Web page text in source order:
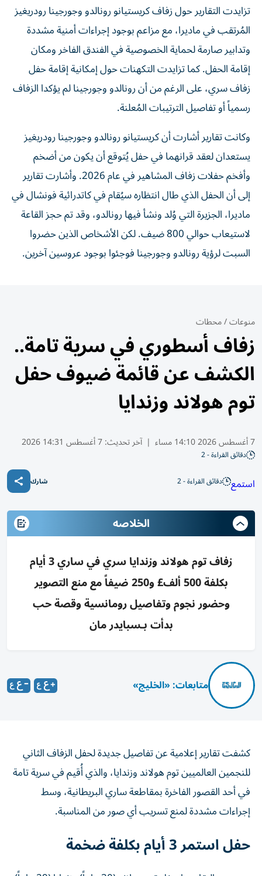
تزايدت التقارير حول زفاف كريستيانو رونالدو وجورجينا رودريغيز
المُرتقب في ماديرا، مع مزاعم بوجود إجراءات أمنية مشددة
وتدابير صارمة لحماية الخصوصية في الفندق الفاخر ومكان
إقامة الحفل. كما تزايدت التكهنات حول إمكانية إقامة حفل
زفاف سري، على الرغم من أن رونالدو وجورجينا لم يؤكدا الزفاف
رسمياً أو تفاصيل الترتيبات المُعلنة.
وكانت تقارير أشارت أن كريستيانو رونالدو وجورجينا رودريغيز
يستعدان لعقد قرانهما في حفل يُتوقع أن يكون من أضخم
وأفخم حفلات زفاف المشاهير في عام 2026. وأشارت تقارير
إلى أن الحفل الذي طال انتظاره سيُقام في كاتدرائية فونشال في
ماديرا، الجزيرة التي وُلد ونشأ فيها رونالدو، وقد تم حجز القاعة
لاستيعاب حوالي 800 ضيف. لكن الأشخاص الذين حضروا
السبت لرؤية رونالدو وجورجينا فوجئوا بوجود عروسين آخرين.
منوعات/محطات
زفاف أسطوري في سرية تامة..
الكشف عن قائمة ضيوف حفل
توم هولاند وزندايا
7 أغسطس 2026 14:10 مساء | آخر تحديث:7 أغسطس 14:31 2026
دقائق القراءة - 2
استمع دقائق القراءة - 2 شارك
الخلاصه
زفاف توم هولاند وزندايا سري في ساري 3 أيام
بكلفة 500 ألف£ و250 ضيفاً مع منع التصوير
وحضور نجوم وتفاصيل رومانسية وقصة حب
بدأت بـسبايدر مان
متابعات: «الخليج»
كشفت تقارير إعلامية عن تفاصيل جديدة لحفل الزفاف الثاني
للنجمين العالميين توم هولاند وزندايا، والذي أُقيم في سرية تامة
في أحد القصور الفاخرة بمقاطعة ساري البريطانية، وسط
إجراءات مشددة لمنع تسريب أي صور من المناسبة.
حفل استمر 3 أيام بكلفة ضخمة